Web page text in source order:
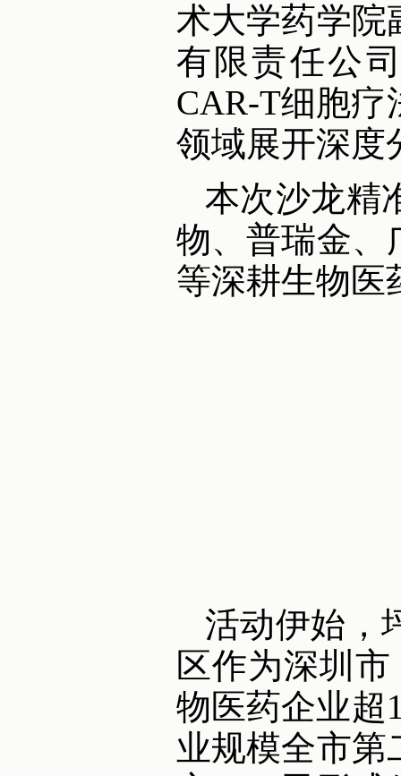
术大学药学院
有限责任公
CAR-T细胞
领域展开深度
本次沙龙精
物、普瑞金、
等深耕生物医
活动伊始，
区作为深圳
物医药企业超
业规模全市第